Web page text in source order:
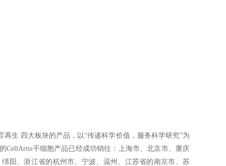
生 四大板块的产品，以“传递科学价值，服务科学研究”为
CellArtis干细胞产品已经成功销往：上海市、北京市、重庆
阳、浙江省的杭州市、宁波、温州、江苏省的南京市、苏